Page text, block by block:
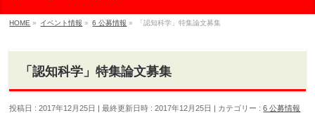
HOME » イベント情報 » 6 公募情報 » 「認知科学」特集論文募集
「認知科学」特集論文募集
投稿日 : 2017年12月25日 最終更新日時 : 2017年12月25日 カテゴリー :6 公募情報